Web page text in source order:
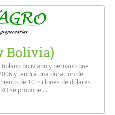
Bolivia)
boliviano y peruano que
y tendrá una duración de
de 10 millones de dólares
se propone ...